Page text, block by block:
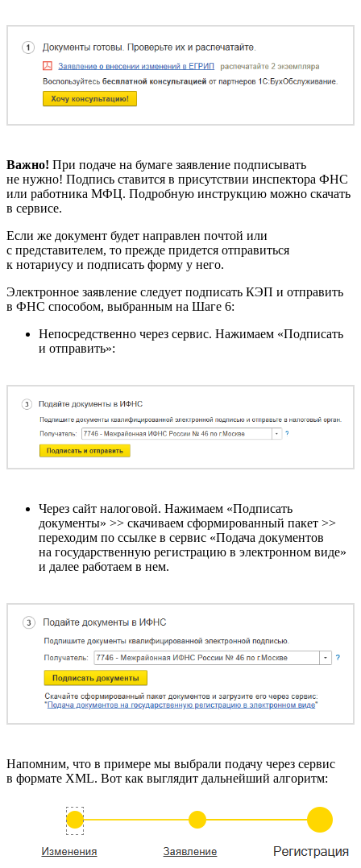
Важно! При подаче на бумаге заявление подписывать
не нужно! Подпись ставится в присутствии инспектора ФНС
или работника МФЦ. Подробную инструкцию можно скачать
в сервисе.
Если же документ будет направлен почтой или
с представителем, то прежде придется отправиться
к нотариусу и подписать форму у него.
Электронное заявление следует подписать КЭП и отправить
в ФНС способом, выбранным на Шаге 6:
Непосредственно через сервис. Нажимаем «Подписать
и отправить»:
Через сайт налоговой. Нажимаем «Подписать
документы» >> скачиваем сформированный пакет >>
переходим по ссылке в сервис «Подача документов
на государственную регистрацию в электронном виде»
и далее работаем в нем.
Напомним, что в примере мы выбрали подачу через сервис
в формате XML. Вот как выглядит дальнейший алгоритм: